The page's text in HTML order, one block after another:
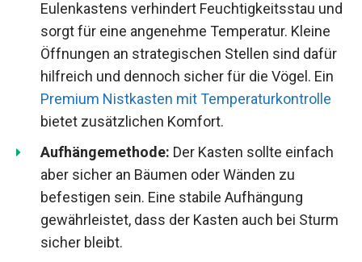
Eulenkastens verhindert Feuchtigkeitsstau und
sorgt für eine angenehme Temperatur. Kleine
Öffnungen an strategischen Stellen sind dafür
hilfreich und dennoch sicher für die Vögel. Ein
Premium Nistkasten mit Temperaturkontrolle
bietet zusätzlichen Komfort.
Aufhängemethode: Der Kasten sollte einfach
aber sicher an Bäumen oder Wänden zu
befestigen sein. Eine stabile Aufhängung
gewährleistet, dass der Kasten auch bei Sturm
sicher bleibt.